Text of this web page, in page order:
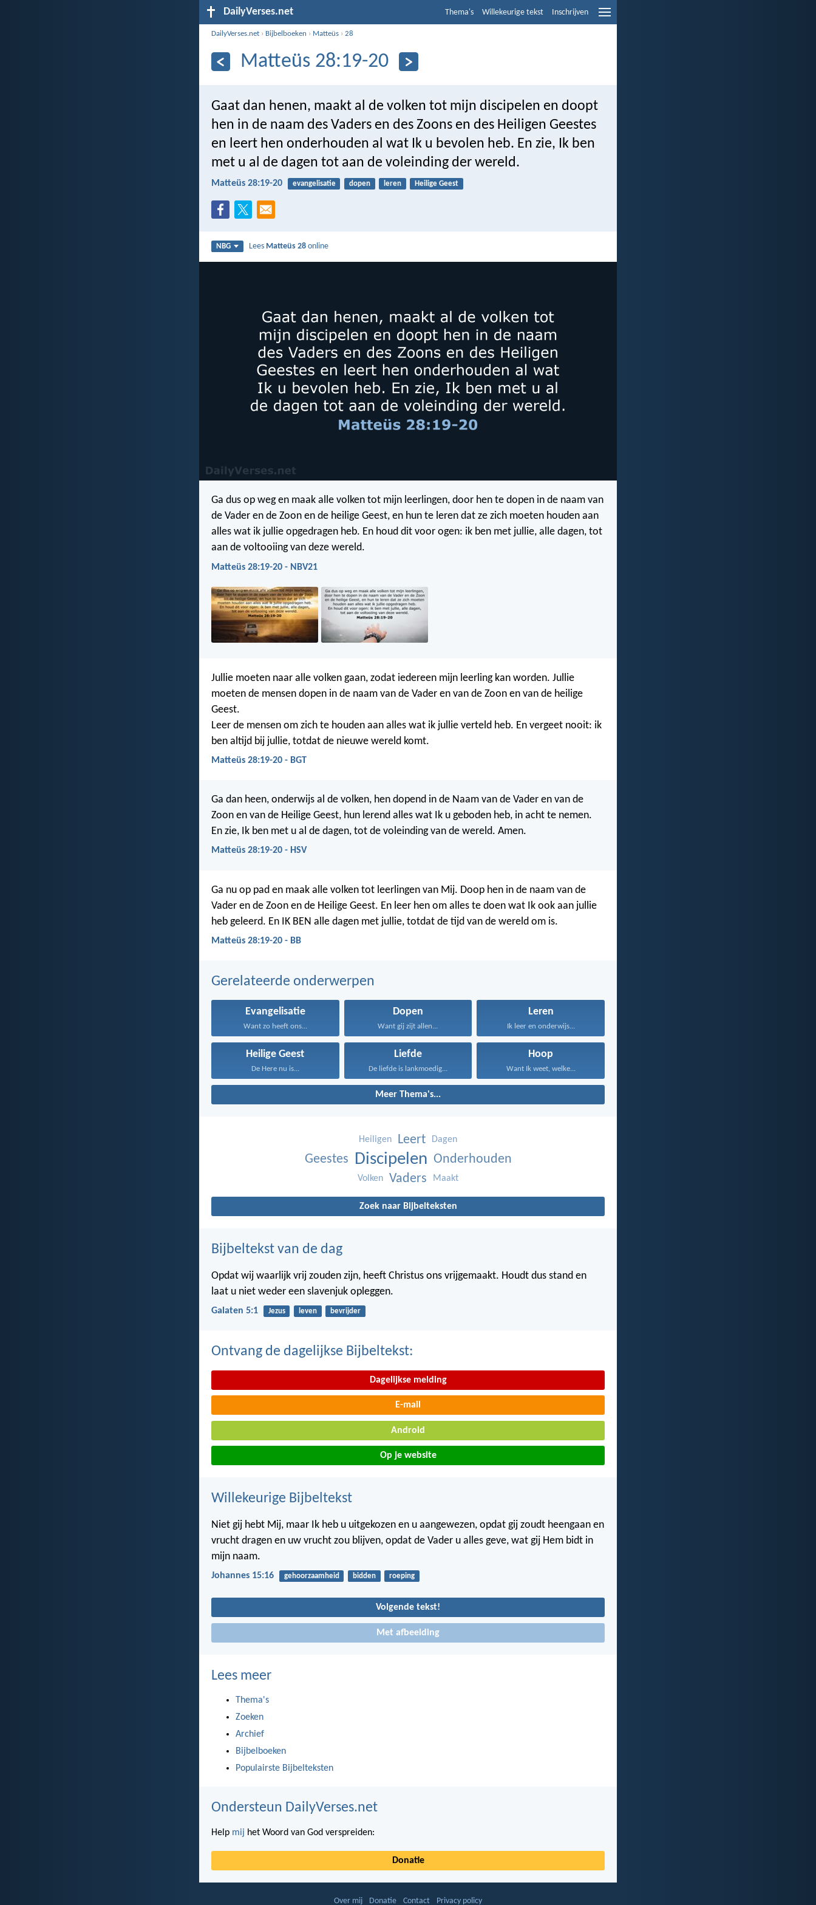
DailyVerses.net Thema's Willekeurige tekst Inschrijven
DailyVerses.net › Bijbelboeken › Matteüs ›28
Matteüs 28:19-20
Gaat dan henen, maakt al de volken tot mijn discipelen en doopt
hen in de naam des Vaders en des Zoons en des Heiligen Geestes
en leert hen onderhouden al wat Ik u bevolen heb. En zie, Ik ben
met u al de dagen tot aan de voleinding der wereld.
Matteüs 28:19-20 evangelisatie dopen leren Heilige Geest
NBG Lees Matteüs 28 online
Ga dus op weg en maak alle volken tot mijn leerlingen, door hen te dopen in de naam van
de Vader en de Zoon en de heilige Geest, en hun te leren dat ze zich moeten houden aan
alles wat ik jullie opgedragen heb. En houd dit voor ogen: ik ben met jullie, alle dagen, tot
aan de voltooiing van deze wereld.
Matteüs 28:19-20 - NBV21
Jullie moeten naar alle volken gaan, zodat iedereen mijn leerling kan worden. Jullie
moeten de mensen dopen in de naam van de Vader en van de Zoon en van de heilige
Geest.
Leer de mensen om zich te houden aan alles wat ik jullie verteld heb. En vergeet nooit: ik
ben altijd bij jullie, totdat de nieuwe wereld komt.
Matteüs 28:19-20 - BGT
Ga dan heen, onderwijs al de volken, hen dopend in de Naam van de Vader en van de
Zoon en van de Heilige Geest, hun lerend alles wat Ik u geboden heb, in acht te nemen.
En zie, Ik ben met u al de dagen, tot de voleinding van de wereld. Amen.
Matteüs 28:19-20 - HSV
Ga nu op pad en maak alle volken tot leerlingen van Mij. Doop hen in de naam van de
Vader en de Zoon en de Heilige Geest. En leer hen om alles te doen wat Ik ook aan jullie
heb geleerd. En IK BEN alle dagen met jullie, totdat de tijd van de wereld om is.
Matteüs 28:19-20 - BB
Gerelateerde onderwerpen
Evangelisatie
Want zo heeft ons...
Dopen
Want gij zijt allen...
Leren
Ik leer en onderwijs...
Heilige Geest
De Here nu is...
Liefde
De liefde is lankmoedig...
Hoop
Want Ik weet, welke...
Meer Thema's...
Heiligen Leert Dagen
Geestes Discipelen Onderhouden
Volken Vaders Maakt
Zoek naar Bijbelteksten
Bijbeltekst van de dag
Opdat wij waarlijk vrij zouden zijn, heeft Christus ons vrijgemaakt. Houdt dus stand en
laat u niet weder een slavenjuk opleggen.
Galaten 5:1 Jezus leven bevrijder
Ontvang de dagelijkse Bijbeltekst:
Dagelijkse melding
E-mail
Android
Op je website
Willekeurige Bijbeltekst
Niet gij hebt Mij, maar Ik heb u uitgekozen en u aangewezen, opdat gij zoudt heengaan en
vrucht dragen en uw vrucht zou blijven, opdat de Vader u alles geve, wat gij Hem bidt in
mijn naam.
Johannes 15:16 gehoorzaamheid bidden roeping
Volgende tekst!
Met afbeelding
Lees meer
Thema's
Zoeken
Archief
Bijbelboeken
Populairste Bijbelteksten
Ondersteun DailyVerses.net
Help mij het Woord van God verspreiden:
Donatie
Over mij Donatie Contact Privacy policy